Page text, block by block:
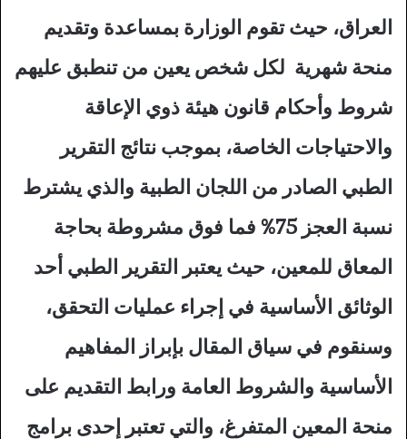
العراق، حيث تقوم الوزارة بمساعدة وتقديم
منحة شهرية لكل شخص يعين من تنطبق عليهم
شروط وأحكام قانون هيئة ذوي الإعاقة
والاحتياجات الخاصة، بموجب نتائج التقرير
الطبي الصادر من اللجان الطبية والذي يشترط
نسبة العجز 75% فما فوق مشروطة بحاجة
المعاق للمعين، حيث يعتبر التقرير الطبي أحد
الوثائق الأساسية في إجراء عمليات التحقق،
وسنقوم في سياق المقال بإبراز المفاهيم
الأساسية والشروط العامة ورابط التقديم على
منحة المعين المتفرغ، والتي تعتبر إحدى برامج